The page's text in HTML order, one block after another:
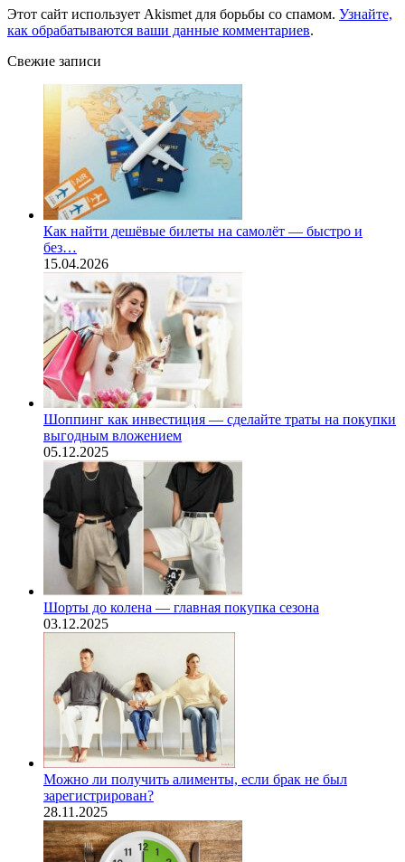
Этот сайт использует Akismet для борьбы со спамом. Узнайте,
как обрабатываются ваши данные комментариев.
Свежие записи
Как найти дешёвые билеты на самолёт — быстро и
без…
15.04.2026
Шоппинг как инвестиция — сделайте траты на покупки
выгодным вложением
05.12.2025
Шорты до колена — главная покупка сезона
03.12.2025
Можно ли получить алименты, если брак не был
зарегистрирован?
28.11.2025